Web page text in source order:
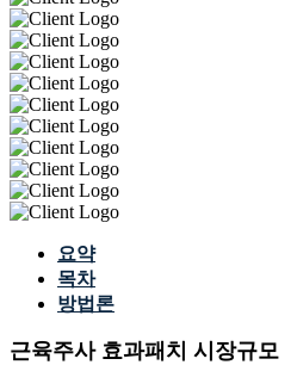
요약
목차
방법론
근육주사 효과패치 시장규모